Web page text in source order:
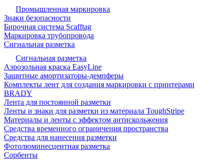
Промышленная маркировка
Знаки безопасности
Бирочная система Scafftag
Маркировка трубопровода
Сигнальная разметка
Сигнальная разметка
Аэрозольная краска EasyLine
Защитные амортизаторы-демпферы
Комплекты лент для создания маркировки с принтерами
BRADY
Лента для постоянной разметки
Ленты и знаки для разметки из материала ToughStripe
Материалы и ленты с эффектом антискольжения
Средства временного ограничения пространства
Средства для нанесения разметки
Фотолюминесцентная разметка
Сорбенты